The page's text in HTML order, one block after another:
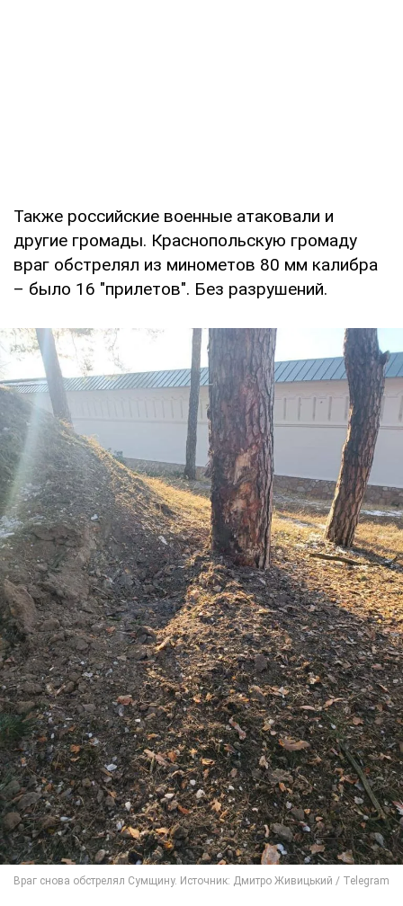
Также российские военные атаковали и
другие громады. Краснопольскую громаду
враг обстрелял из минометов 80 мм калибра
– было 16 "прилетов". Без разрушений.